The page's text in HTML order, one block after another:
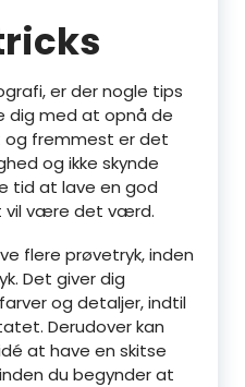
er der nogle tips
dig med at opnå de
og fremmest er det
og ikke skynde
tid at lave en god
vil være det værd.
flere prøvetryk, inden
Det giver dig
og detaljer, indtil
Derudover kan
at have en skitse
du begynder at